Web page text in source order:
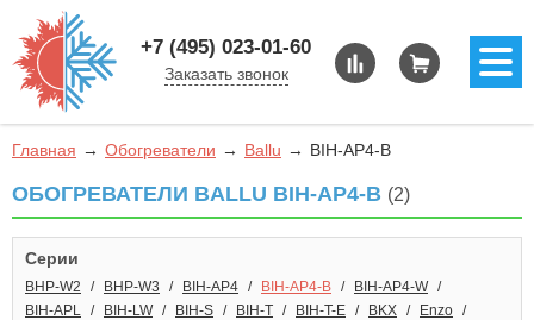
+7 (495) 023-01-60
Заказать звонок
Главная Обогреватели Ballu BIH-AP4-B
ОБОГРЕВАТЕЛИ BALLU BIH-AP4-B (2)
Серии
BHP-W2 BHP-W3 BIH-AP4 BIH-AP4-B
BIH-AP4-W
BIH-APL
BIH-LW BIH-S BIH-T BIH-T-E BKX
Enzo